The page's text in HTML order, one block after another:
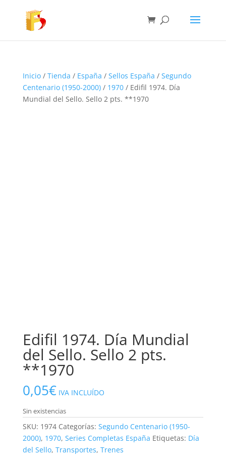
Inicio/ Tienda / España / Sellos España / Segundo
Centenario (1950-2000)/ 1970/ Edifil 1974. Día
Mundial del Sello. Sello 2 pts. **1970
Edifil 1974. Día Mundial
del Sello. Sello 2 pts.
**1970
0,05€ IVA INCLUÍDO
Sin existencias
SKU: 1974 Categorías: Segundo Centenario (1950-
2000), 1970, Series Completas España Etiquetas: Día
del Sello, Transportes, Trenes